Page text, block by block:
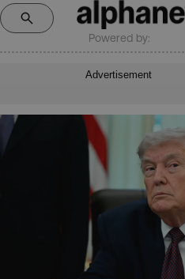
Powered by:
Advertisement